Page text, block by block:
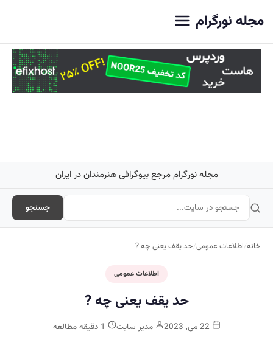
مجله نورگرام
مجله نورگرام مرجع بیوگرافی هنرمندان در ایران
جستجو
خانه/اطلاعات عمومی/حد یقف یعنی چه ?
اطلاعات عمومی
حد یقف یعنی چه ?
مدیر سایت